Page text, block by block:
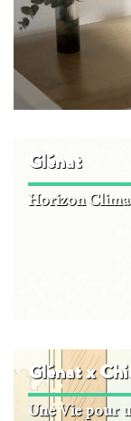
Glénat
Horizon
Glénat x
Une Vie pour